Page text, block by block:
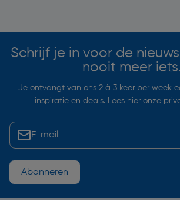
Schrijf je in voor de
nooit meer iets.
Je ontvangt van ons 2 à 3 keer per week
inspiratie en deals. Lees hier onze
Abonneren